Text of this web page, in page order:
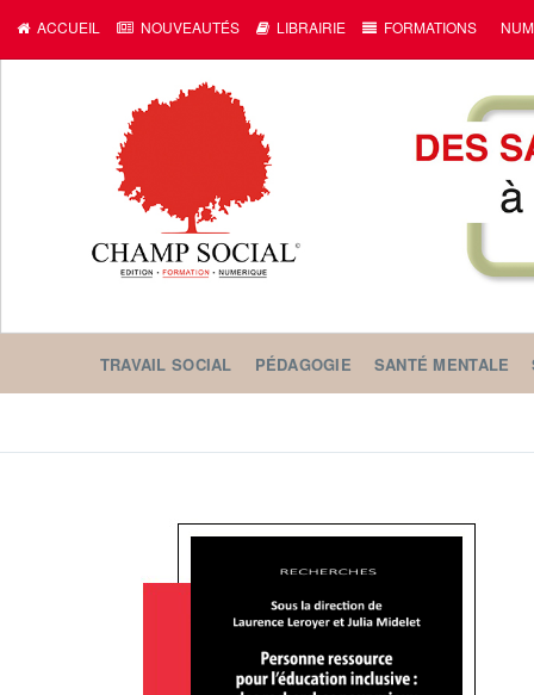
ACCUEIL NOUVEAUTÉS LIBRAIRIE FORMATIONS
TRAVAIL SOCIAL PÉDAGOGIE SANTÉ MENTALE